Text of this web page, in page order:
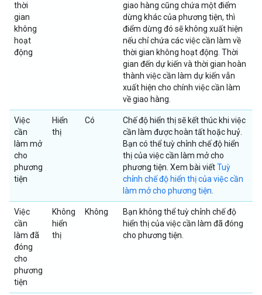
thời
gian
không
hoạt
động
giao hàng cũng chứa một điểm
dừng khác của phương tiện, thì
điểm dừng đó sẽ không xuất hiện
nếu chỉ chứa các việc cần làm về
thời gian không hoạt động. Thời
gian đến dự kiến và thời gian hoàn
thành việc cần làm dự kiến vẫn
xuất hiện cho chính việc cần làm
về giao hàng.
Việc
cần
làm mở
cho
phương
tiện
Hiển
thị
Có
Chế độ hiển thị sẽ kết thúc khi việc
cần làm được hoàn tất hoặc huỷ.
Bạn có thể tuỳ chỉnh chế độ hiển
thị của việc cần làm mở cho
phương tiện. Xem bài viếtTuỳ
chỉnh chế độ hiển thị của việc cần
làm mở cho phương tiện
Việc
cần
làm đã
đóng
cho
phương
tiện
Không
hiển
thị
Không
Bạn không thể tuỳ chỉnh chế độ
hiển thị của việc cần làm đã đóng
cho phương tiện.